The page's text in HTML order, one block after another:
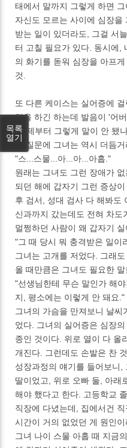
태에서 말까지 그렇게 하면
자신도 모르는 사이에 심장을
받는 일이 있더라도, 그걸 서
터 고칠 필요가 있다. 동시에,
의 화기를 돋워 심장을 아프
것.
또 다른 케이스는 실어증에 걸
말을 하긴 하는데 발음이 '어
"언제부터 그렇게 말이 안 됐
내 질문에 그녀는 역시 더듬
"스...스물...아...아...아홉."
원래는 그녀도 그런 장애가
되던 해에 갑자기 그런 증상
후 검서, 성대 검사 다 해봐도
신과까지 갔는데도 전혀 차도
멀쩡하던 사람이 왜 갑자기
"그 때 당시 뭐 충격받은 일이
그녀는 고개를 저었다. 그래
올 때만큼은 그녀도 필요한 말
"선생님한테 무슨 말인가 해
지, 평소에는 이렇게 안 돼요."
그녀의 가슴을 만져보니 날씨
었다. 그녀의 실어증은 심장
종인 것이다. 위로 열이 다 올
개진다. 그런데도 손발은 찬
성장과정의 얘기를 들어보니
딸이었고, 위로 오빠 둘, 아래
해야 했다고 한다. 고등학교
직장에 다녔는데, 집에서건
시간이 거의 없었던 게 원인이
그녀 나이 스물 아홉 때 지금
목록
열기